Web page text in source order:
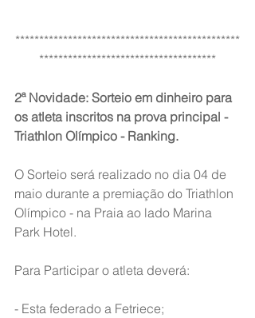
***********************************************
*************************************
2ª Novidade: Sorteio em dinheiro para
os atleta inscritos na prova principal -
Triathlon Olímpico - Ranking.
O Sorteio será realizado no dia 04 de
maio durante a premiação do Triathlon
Olímpico - na Praia ao lado Marina
Park Hotel.
Para Participar o atleta deverá:
- Esta federado a Fetriece;